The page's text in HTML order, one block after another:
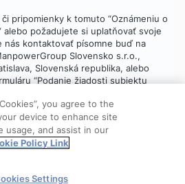
pripomienky k tomuto “Oznámeniu o
alebo požadujete si uplatňovať svoje
nás kontaktovať písomne buď na
Slovensko s.r.o.,
Slovenská republika, alebo
“Podanie žiadosti subjektu
you agree to the
device to enhance site
usage, and assist in our
Policy Link
Settings